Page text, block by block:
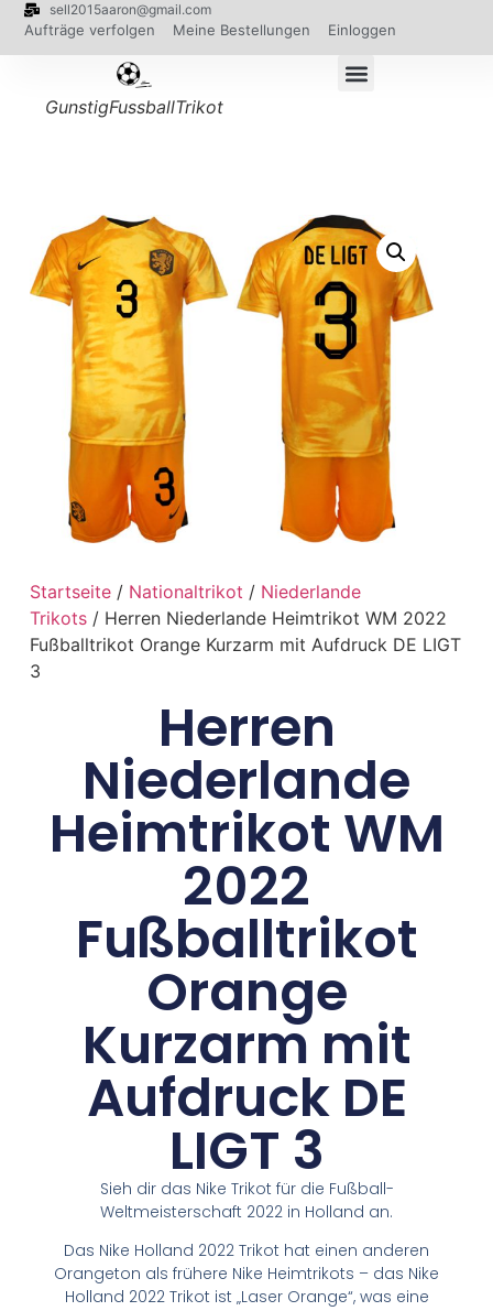
sell2015aaron@gmail.com
Aufträge verfolgen Meine Bestellungen Einloggen
GunstigFussballTrikot
Startseite/ Nationaltrikot / Niederlande
Trikots/ Herren Niederlande Heimtrikot WM 2022
Fußballtrikot Orange Kurzarm mit Aufdruck DE LIGT
3
Herren
Niederlande
Heimtrikot WM
2022
Fußballtrikot
Orange
Kurzarm mit
Aufdruck DE
LIGT 3
Sieh dir das Nike Trikot für die Fußball-
Weltmeisterschaft 2022 in Holland an.
Das Nike Holland 2022 Trikot hat einen anderen
Orangeton als frühere Nike Heimtrikots – das Nike
Holland 2022 Trikot ist „Laser Orange“, was eine